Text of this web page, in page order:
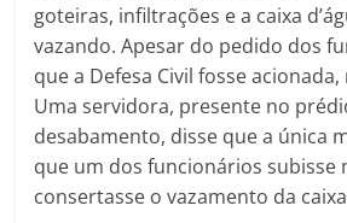
goteiras, infiltrações e a caixa
vazando. Apesar do pedido dos
que a Defesa Civil fosse
Uma servidora, presente no
desabamento, disse que a única
que um dos funcionários subisse
consertasse o vazamento da caixa